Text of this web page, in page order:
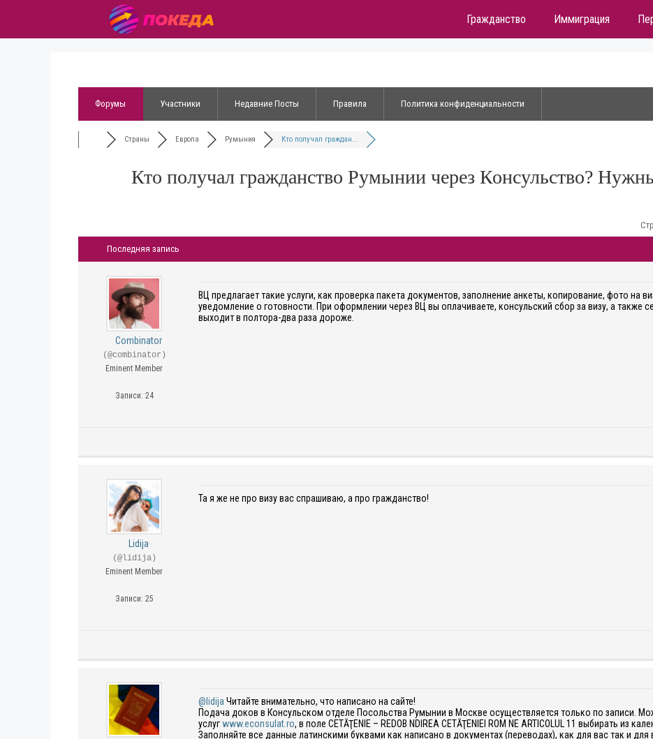
Гражданство Иммиграция
Форумы Участники Недавние Посты Правила Политика конфиденциальности
Страны Европа Румыния Кто получал граждан...
Кто получал гражданство Румынии через Консульство?
Последняя запись
Combinator
(@combinator)
Eminent Member
Записи: 24
ВЦ предлагает такие услуги, как проверка пакета документов, заполнение анкеты, копирование, фото на
уведомление о готовности. При оформлении через ВЦ вы оплачиваете, консульский сбор за визу, а также
выходит в полтора-два раза дороже.
Lidija
(@lidija)
Eminent Member
Записи: 25
Та я же не про визу вас спрашиваю, а про гражданство!
@lidija Читайте внимательно, что написано на сайте!
Подача доков в Консульском отделе Посольства Румынии в Москве осуществляется только по записи.
услуг www.econsulat.ro, в поле CETĂŢENIE – REDOB NDIREA CETĂŢENIEI ROM NE ARTICOLUL 11 выбирать из
Заполняйте все данные латинскими буквами как написано в документах (переводах), как для вас так и для